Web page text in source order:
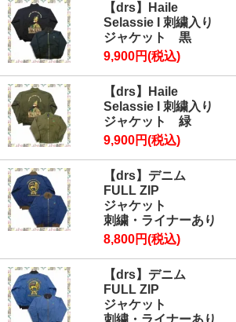
【drs】Haile
Selassie I 刺繍入り
ジャケット 黒
9,900円(税込)
【drs】Haile
Selassie I 刺繍入り
ジャケット 緑
9,900円(税込)
【drs】デニム
FULL ZIP
ジャケット
刺繍・ライナーあり
8,800円(税込)
【drs】デニム
FULL ZIP
ジャケット